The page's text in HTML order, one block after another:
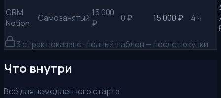
CRM
Notion
Самозанятый 15 000
₽
0 ₽ 15 000 ₽ 4 ч
3 строк показано · полный шаблон — после покупки
Что внутри
Всё для немедленного старта